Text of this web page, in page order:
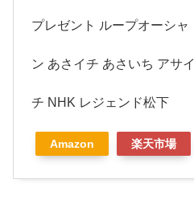
プレゼント ループオーシャ
ン あさイチ あさいち アサイ
チ NHK レジェンド松下
Amazon 楽天市場